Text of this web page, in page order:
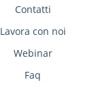
Contatti
Lavora con noi
Webinar
Faq